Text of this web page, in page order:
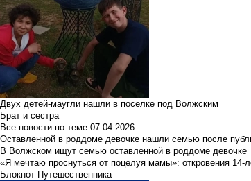
Двух детей-маугли нашли в поселке под Волжским
Брат и сестра
Все новости по теме 07.04.2026
Оставленной в роддоме девочке нашли семью после
В Волжском ищут семью оставленной в роддоме девочке
«Я мечтаю проснуться от поцелуя мамы»: откровения 14-
Блокнот Путешественника